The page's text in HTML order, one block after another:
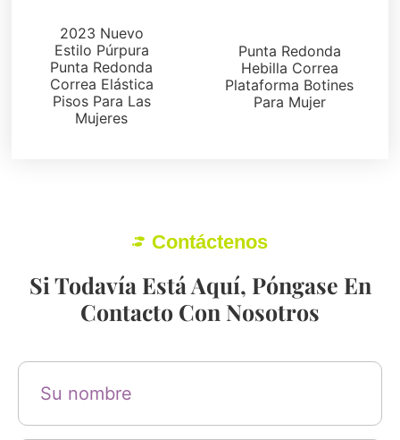
2023 Nuevo
Estilo Púrpura
Punta Redonda
Correa Elástica
Pisos Para Las
Mujeres
Punta Redonda
Hebilla Correa
Plataforma Botines
Para Mujer
Contáctenos
Si Todavía Está Aquí, Póngase En
Contacto Con Nosotros